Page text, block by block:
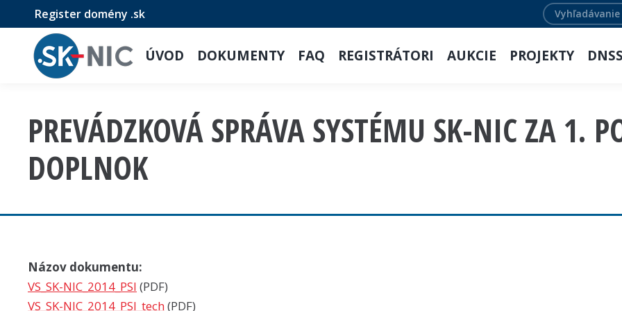
Register domény .sk Search:
ÚVOD DOKUMENTY FAQ REGISTRÁTORI AUKCIE PROJEKTY
PREVÁDZKOVÁ SPRÁVA SYSTÉMU SK-NIC ZA 1.
DOPLNOK
Názov dokumentu:
VS_SK-NIC_2014_PSI (PDF)
VS_SK-NIC_2014_PSI_tech(PDF)